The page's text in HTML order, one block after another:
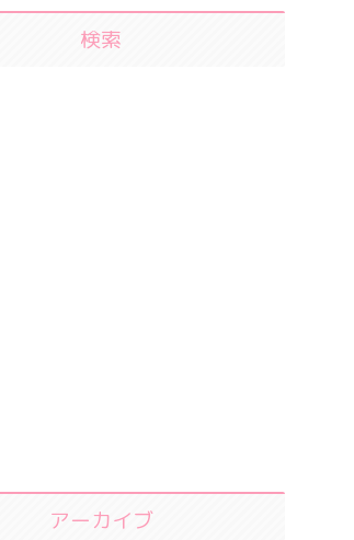
検索
アーカイブ